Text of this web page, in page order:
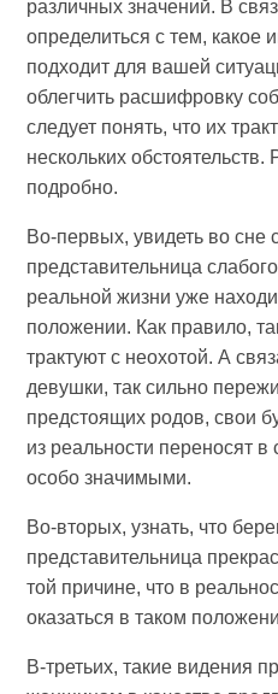
различных значений. В
определиться с тем, какое
подходит для вашей
облегчить расшифровку
следует понять, что их
нескольких
подробно.
Во-первых, увидеть во
представительница
реальной жизни уже
положении. Как правило,
трактуют с неохотой. А
девушки, так сильно
предстоящих родов, свои
из реальности переносят в
особо значимыми.
Во-вторых, узнать, что
представительница
той причине, что в
оказаться в таком
В-третьих, такие видения